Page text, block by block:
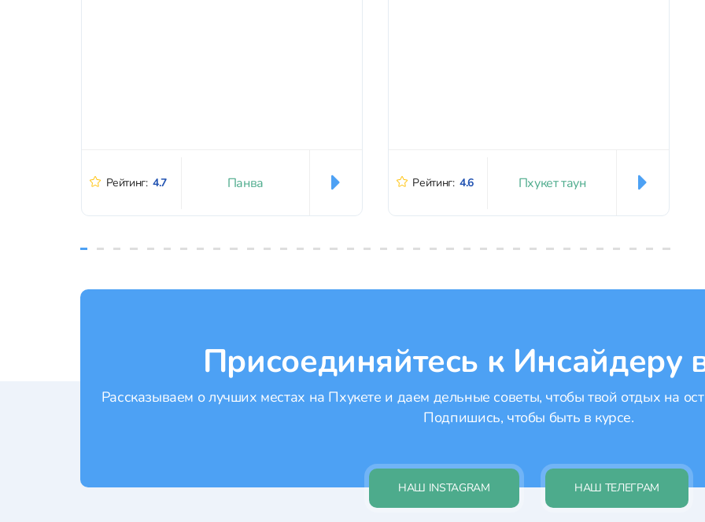
Рейтинг: 4.7 Панва Рейтинг: 4.6 Пхукет таун
Присоединяйтесь к Инсайдеру
Рассказываем о лучших местах на Пхукете и даем дельные советы, чтобы твой отдых на
Подпишись, чтобы быть в курсе.
НАШ INSTAGRAM НАШ ТЕЛЕГРАМ